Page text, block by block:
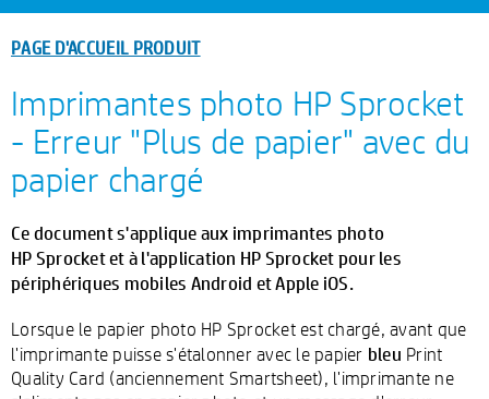
PAGE D'ACCUEIL PRODUIT
Imprimantes photo HP Sprocket
- Erreur "Plus de papier" avec du
papier chargé
Ce document s'applique aux imprimantes photo
HP Sprocket et à l'application HP Sprocket pour les
périphériques mobiles Android et Apple iOS.
Lorsque le papier photo HP Sprocket est chargé, avant que
l'imprimante puisse s'étalonner avec le papier bleu Print
Quality Card (anciennement Smartsheet), l'imprimante ne